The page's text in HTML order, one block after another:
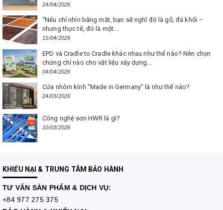
24/04/2026
“Nếu chỉ nhìn bằng mắt, bạn sẽ nghĩ đó là gỗ, đá khối –
nhưng thực tế, đó là một...
15/04/2026
EPD và Cradle to Cradle khác nhau như thế nào? Nên chọn
chứng chỉ nào cho vật liệu xây dựng...
04/04/2026
Cửa nhôm kính “Made in Germany” là như thế nào?
24/03/2026
Công nghệ sơn HWR là gì?
10/03/2026
KHIẾU NẠI & TRUNG TÂM BẢO HÀNH
TƯ VẤN SẢN PHẨM & DỊCH VỤ:
+84 977 275 375